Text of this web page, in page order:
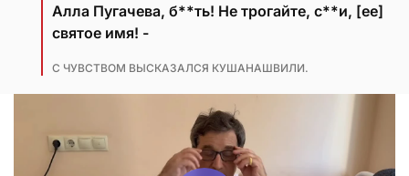
Алла Пугачева, б**ть! Не трогайте, с**и, [ее]
святое имя! -
С ЧУВСТВОМ ВЫСКАЗАЛСЯ КУШАНАШВИЛИ.